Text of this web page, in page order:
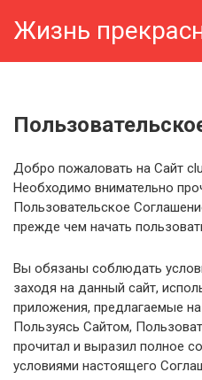
Жизнь
Добро пожаловать на Сайт
Необходимо внимательно
Пользовательское
прежде чем начать
Вы обязаны соблюдать
заходя на данный сайт,
приложения, предлагаемые
Пользуясь Сайтом,
прочитал и выразил полное
условиями настоящего